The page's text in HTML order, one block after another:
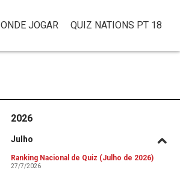
ONDE JOGAR QUIZ NATIONS PT 18
2026
Julho
Ranking Nacional de Quiz (Julho de 2026)
27/7/2026